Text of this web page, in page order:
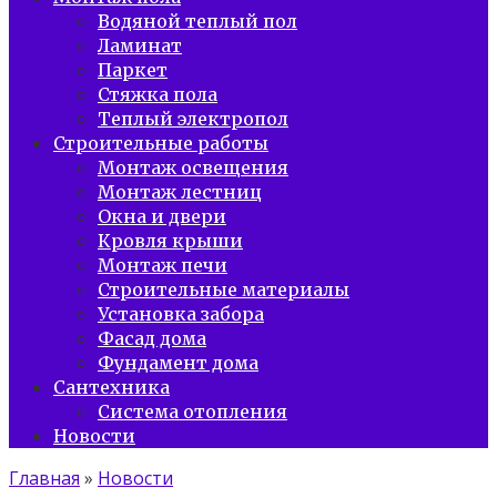
Водяной теплый пол
Ламинат
Паркет
Стяжка пола
Теплый электропол
Строительные работы
Монтаж освещения
Монтаж лестниц
Окна и двери
Кровля крыши
Монтаж печи
Строительные материалы
Установка забора
Фасад дома
Фундамент дома
Сантехника
Система отопления
Новости
Главная » Новости